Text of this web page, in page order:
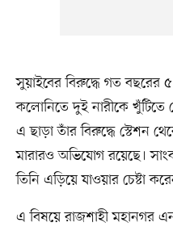
সুয়াইবের বিরুদ্ধে গত
কলোনিতে দুই নারীকে খুঁটিতে
এ ছাড়া তাঁর বিরুদ্ধে স্টেশন
মারারও অভিযোগ রয়েছে।
তিনি এড়িয়ে যাওয়ার চেষ্টা
এ বিষয়ে রাজশাহী মহানগর